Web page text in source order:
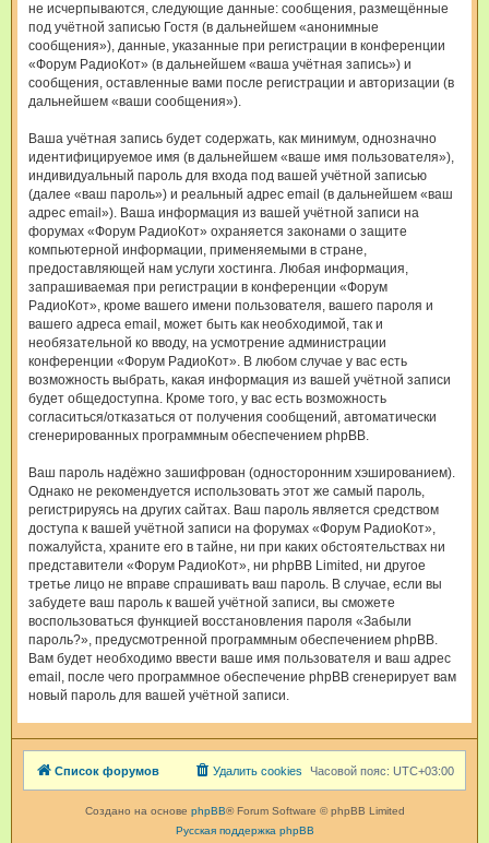
не исчерпываются, следующие данные: сообщения, размещённые
под учётной записью Гостя (в дальнейшем «анонимные
сообщения»), данные, указанные при регистрации в конференции
«Форум РадиоКот» (в дальнейшем «ваша учётная запись») и
сообщения, оставленные вами после регистрации и авторизации (в
дальнейшем «ваши сообщения»).
Ваша учётная запись будет содержать, как минимум, однозначно
идентифицируемое имя (в дальнейшем «ваше имя пользователя»),
индивидуальный пароль для входа под вашей учётной записью
(далее «ваш пароль») и реальный адрес email (в дальнейшем «ваш
адрес email»). Ваша информация из вашей учётной записи на
форумах «Форум РадиоКот» охраняется законами о защите
компьютерной информации, применяемыми в стране,
предоставляющей нам услуги хостинга. Любая информация,
запрашиваемая при регистрации в конференции «Форум
РадиоКот», кроме вашего имени пользователя, вашего пароля и
вашего адреса email, может быть как необходимой, так и
необязательной ко вводу, на усмотрение администрации
конференции «Форум РадиоКот». В любом случае у вас есть
возможность выбрать, какая информация из вашей учётной записи
будет общедоступна. Кроме того, у вас есть возможность
согласиться/отказаться от получения сообщений, автоматически
сгенерированных программным обеспечением phpBB.
Ваш пароль надёжно зашифрован (односторонним хэшированием).
Однако не рекомендуется использовать этот же самый пароль,
регистрируясь на других сайтах. Ваш пароль является средством
доступа к вашей учётной записи на форумах «Форум РадиоКот»,
пожалуйста, храните его в тайне, ни при каких обстоятельствах ни
представители «Форум РадиоКот», ни phpBB Limited, ни другое
третье лицо не вправе спрашивать ваш пароль. В случае, если вы
забудете ваш пароль к вашей учётной записи, вы сможете
воспользоваться функцией восстановления пароля «Забыли
пароль?», предусмотренной программным обеспечением phpBB.
Вам будет необходимо ввести ваше имя пользователя и ваш адрес
email, после чего программное обеспечение phpBB сгенерирует вам
новый пароль для вашей учётной записи.
Список форумов Часовой пояс: UTC+03:00
Удалить cookies
Создано на основе phpBB® Forum Software © phpBB Limited
Русская поддержка phpBB